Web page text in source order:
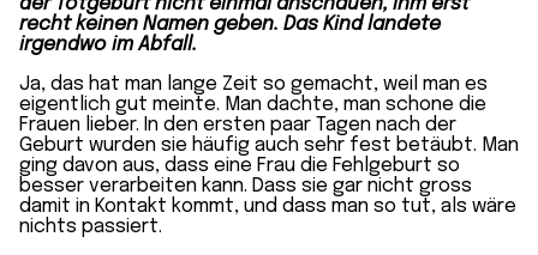
der Totgeburt nicht einmal anschauen, ihm erst
recht keinen Namen geben. Das Kind landete
irgendwo im Abfall.
Ja, das hat man lange Zeit so gemacht, weil man es
eigentlich gut meinte. Man dachte, man schone die
Frauen lieber. In den ersten paar Tagen nach der
Geburt wurden sie häufig auch sehr fest betäubt. Man
ging davon aus, dass eine Frau die Fehlgeburt so
besser verarbeiten kann. Dass sie gar nicht gross
damit in Kontakt kommt, und dass man so tut, als wäre
nichts passiert.